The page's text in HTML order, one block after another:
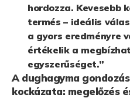
hordozza. Kevesebb
termés – ideális
a gyors eredményre
értékelik a
egyszerűséget.”
A dughagyma
kockázata: megelőzés